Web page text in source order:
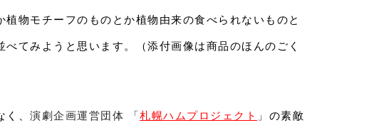
物モチーフのものとか植物由来の食べられないものと
てみようと思います。（添付画像は商品のほんのごく
、 演劇企画運営団体 「札幌ハムプロジェクト 」 の素敵